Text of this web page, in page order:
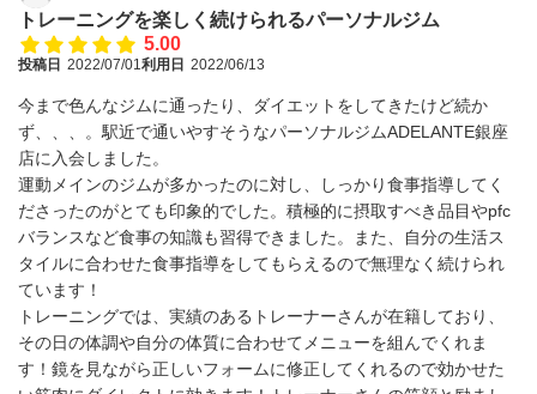
トレーニングを楽しく続けられるパーソナルジム
5.00
投稿日 2022/07/01利用日 2022/06/13
今まで色んなジムに通ったり、ダイエットをしてきたけど続か
ず、、、。駅近で通いやすそうなパーソナルジムADELANTE銀座
店に入会しました。
運動メインのジムが多かったのに対し、しっかり食事指導してく
ださったのがとても印象的でした。積極的に摂取すべき品目やpfc
バランスなど食事の知識も習得できました。また、自分の生活ス
タイルに合わせた食事指導をしてもらえるので無理なく続けられ
ています！
トレーニングでは、実績のあるトレーナーさんが在籍しており、
その日の体調や自分の体質に合わせてメニューを組んでくれま
す！鏡を見ながら正しいフォームに修正してくれるので効かせた